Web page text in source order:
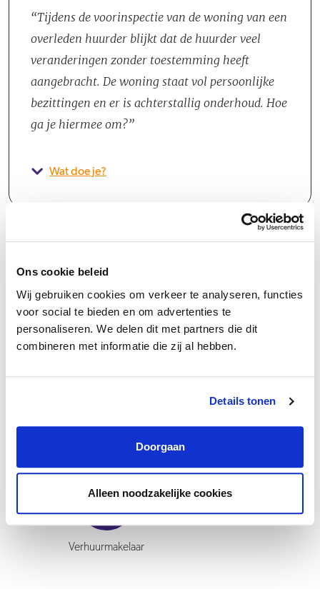
Ons cookie beleid
Wij gebruiken cookies om verkeer te analyseren, functies
voor social te bieden en om advertenties te
personaliseren. We delen dit met partners die dit
combineren met informatie die zij al hebben.
Details tonen
Doorgaan
Alleen noodzakelijke cookies
Tijdens de voorinspectie van de woning van een
overleden huurder blijkt dat de huurder veel
veranderingen zonder toestemming heeft
aangebracht. De woning staat vol persoonlijke
bezittingen en er is achterstallig onderhoud. Hoe
ga je hiermee om?
Wat doe je?
Groeipad
Bij Velison Wonen krijg je volop de ruimte om je te ontwikkelen. Je
van het opleidingsbudget. Daarnaast heb je een persoonlijk
loopbaanbudget van € 900,- per jaar (bij 36 uur) om te besteden
Verhuurmakelaar